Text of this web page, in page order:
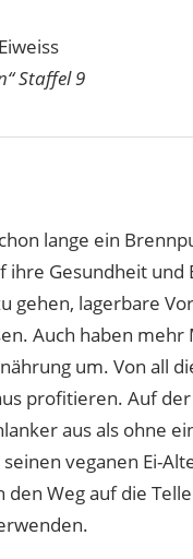
Staffel 9
lange ein
Gesundheit und
gehen, lagerbare
Auch haben
um. Von all
profitieren. Auf
aus als ohne
veganen Ei-
Weg auf die